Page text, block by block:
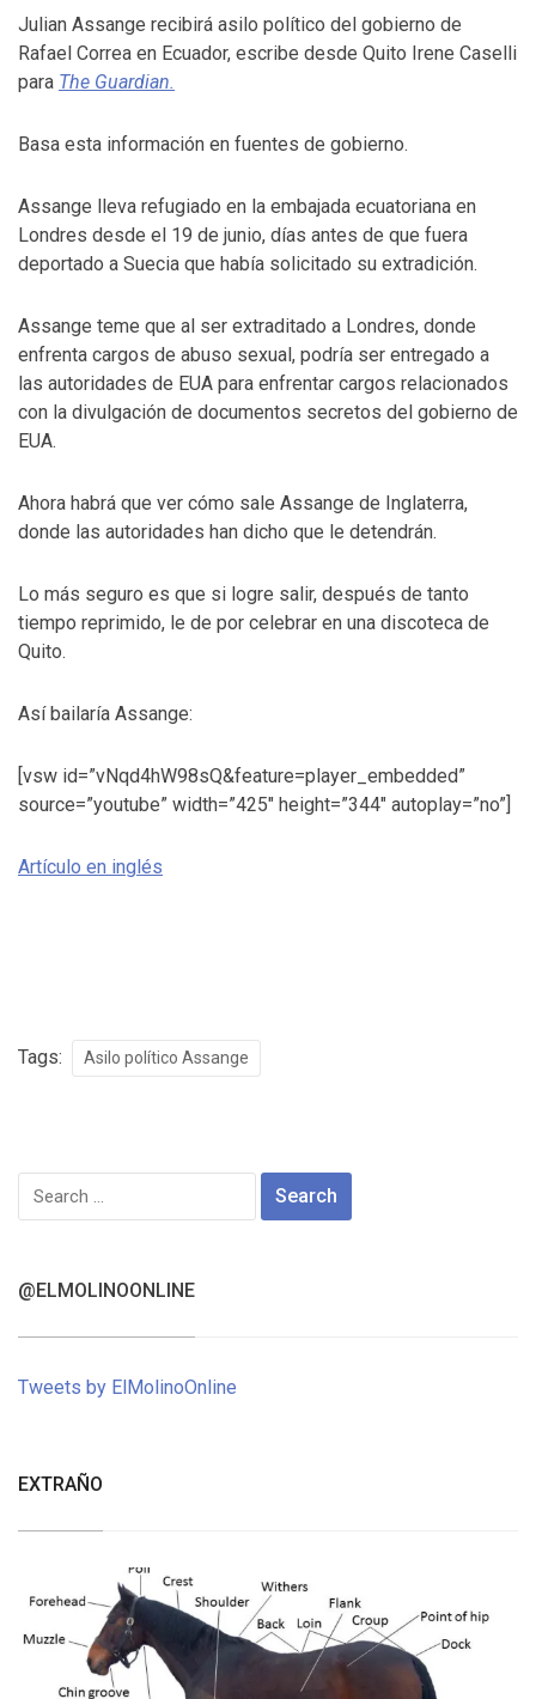
Julian Assange recibirá asilo político del gobierno de
Rafael Correa en Ecuador, escribe desde Quito Irene Caselli
para The Guardian.
Basa esta información en fuentes de gobierno.
Assange lleva refugiado en la embajada ecuatoriana en
Londres desde el 19 de junio, días antes de que fuera
deportado a Suecia que había solicitado su extradición.
Assange teme que al ser extraditado a Londres, donde
enfrenta cargos de abuso sexual, podría ser entregado a
las autoridades de EUA para enfrentar cargos relacionados
con la divulgación de documentos secretos del gobierno de
EUA.
Ahora habrá que ver cómo sale Assange de Inglaterra,
donde las autoridades han dicho que le detendrán.
Lo más seguro es que si logre salir, después de tanto
tiempo reprimido, le de por celebrar en una discoteca de
Quito.
Así bailaría Assange:
[vsw id=”vNqd4hW98sQ&feature=player_embedded”
source=”youtube” width=”425″ height=”344″ autoplay=”no”]
Artículo en inglés
Tags: Asilo político Assange
Search
for:
@ELMOLINOONLINE
Tweets by ElMolinoOnline
EXTRAÑO